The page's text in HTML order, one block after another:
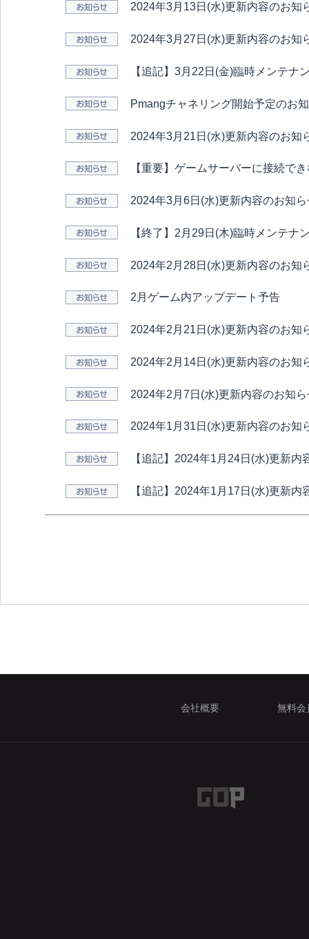
2024年3月13日(水)更新内容のお知
2024年3月27日(水)更新内容のお知
【追記】3月22日(金)臨時メンテナ
Pmangチャネリング開始予定のお
2024年3月21日(水)更新内容のお知
【重要】ゲームサーバーに接続で
2024年3月6日(水)更新内容のお知ら
【終了】2月29日(木)臨時メンテナ
2024年2月28日(水)更新内容のお知
2月ゲーム内アップデート予告
2024年2月21日(水)更新内容のお知
2024年2月14日(水)更新内容のお知
2024年2月7日(水)更新内容のお知ら
2024年1月31日(水)更新内容のお知
【追記】2024年1月24日(水)更新内
【追記】2024年1月17日(水)更新内
会社概要 無料会